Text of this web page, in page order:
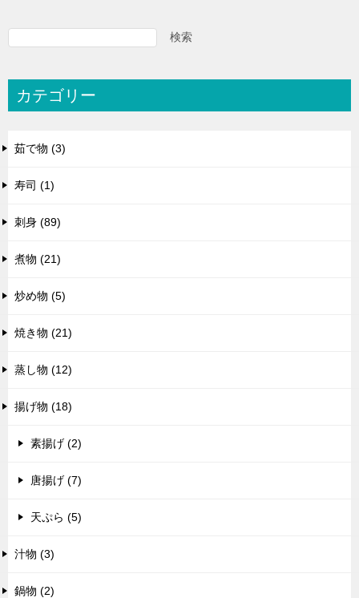
検索
カテゴリー
茹で物 (3)
寿司 (1)
刺身 (89)
煮物 (21)
炒め物 (5)
焼き物 (21)
蒸し物 (12)
揚げ物 (18)
素揚げ (2)
唐揚げ (7)
天ぷら (5)
汁物 (3)
鍋物 (2)